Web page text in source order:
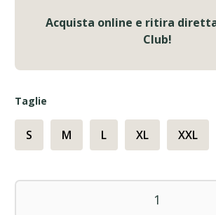
Acquista online e ritira
Club!
Taglie
S M L XL XXL